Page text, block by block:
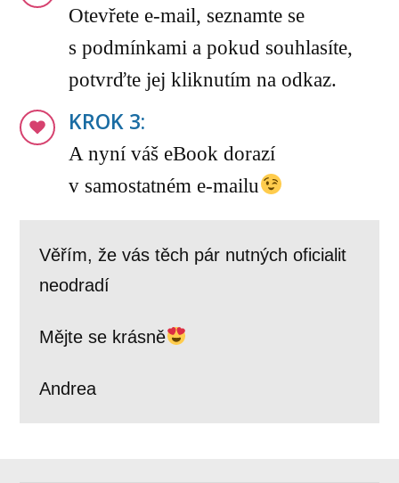
Otevřete e-mail, seznamte se
s podmínkami a pokud souhlasíte,
potvrďte jej kliknutím na odkaz.
KROK 3:
A nyní váš eBook dorazí
v samostatném e-mailu
Věřím, že vás těch pár nutných oficialit
neodradí
Mějte se krásně
Andrea